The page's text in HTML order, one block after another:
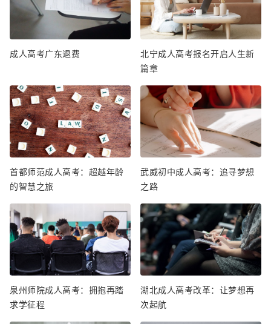
成人高考广东退费
北宁成人高考报名开启人生新
篇章
首都师范成人高考：超越年龄
的智慧之旅
武威初中成人高考：追寻梦想
之路
泉州师院成人高考：拥抱再踏
求学征程
湖北成人高考改革：让梦想再
次起航